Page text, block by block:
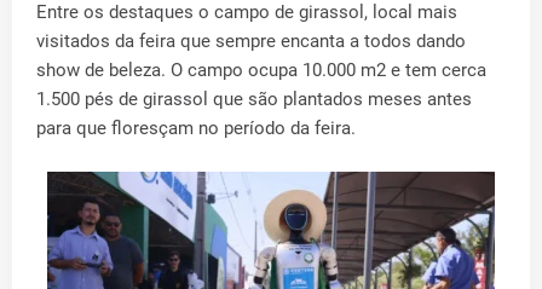
Entre os destaques o campo de girassol, local mais
visitados da feira que sempre encanta a todos dando
show de beleza. O campo ocupa 10.000 m2 e tem cerca
1.500 pés de girassol que são plantados meses antes
para que floresçam no período da feira.